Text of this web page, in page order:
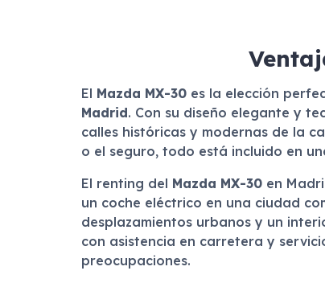
El Mazda MX-30es la elección
Madrid. Con su diseño elegante y
calles históricas y modernas de la
o el seguro, todo está incluido en
El renting del Mazda MX-30en
un coche eléctrico en una ciudad
desplazamientos urbanos y un
con asistencia en carretera y
preocupaciones.